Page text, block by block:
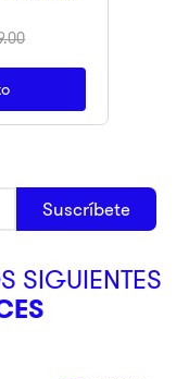
.00
Suscríbete
SIGUIENTES